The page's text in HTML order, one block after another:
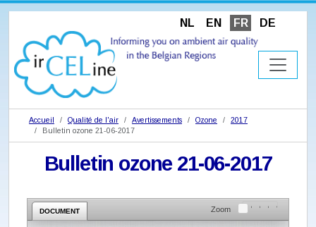
NL EN FR DE
Accueil Qualité de l'air Avertissements Ozone
2017
Bulletin ozone 21-06-2017
Bulletin ozone 21-06-2017
DOCUMENT Zoom